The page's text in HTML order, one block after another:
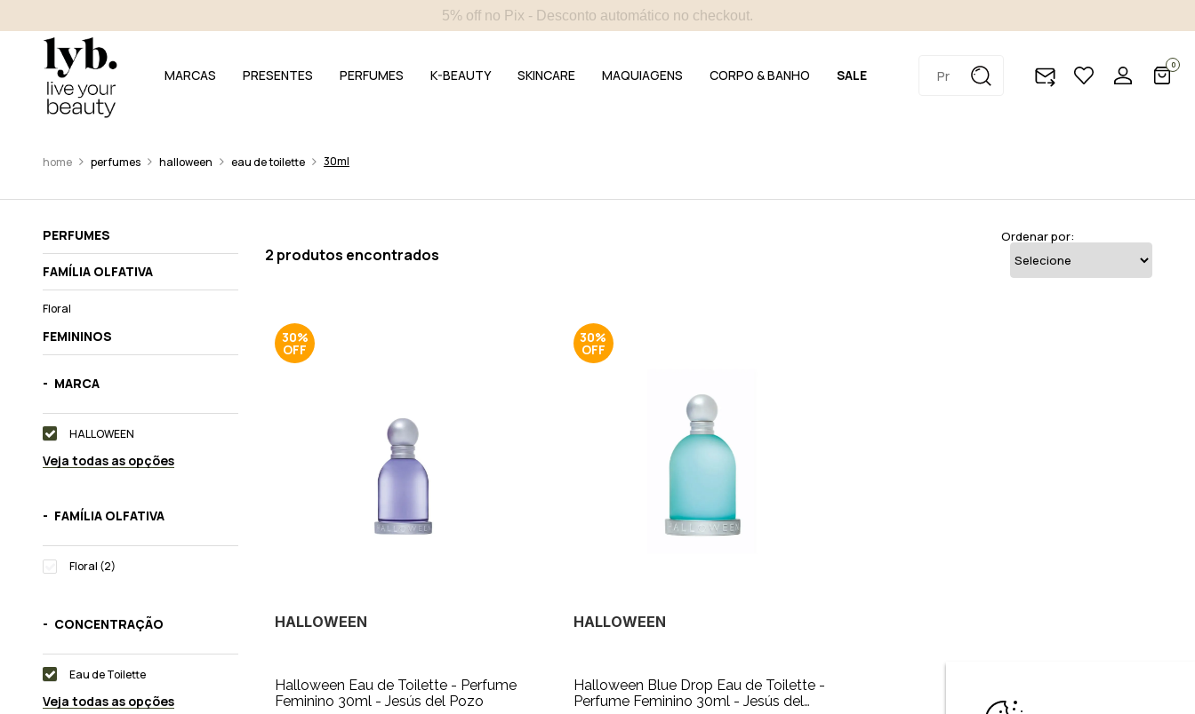
4 amostras selecionadas - Incluídas em todos os pedidos.
MARCAS PRESENTES PERFUMES K-BEAUTY SKINCARE MAQUIAGENS CORPO & BANHO SALE
0
perfumes halloween eau de toilette 30ml
PERFUMES
FAMÍLIA OLFATIVA
Floral
FEMININOS
MARCA
HALLOWEEN
Veja todas as opções
FAMÍLIA OLFATIVA
Floral (2)
CONCENTRAÇÃO
Eau de Toilette
Veja todas as opções
2 produtos encontrados
Ordenar por:
30%
HALLOWEEN
Halloween Eau de Toilette - Perfume
Feminino 30ml - Jesús del Pozo
30%
HALLOWEEN
Halloween Blue Drop Eau de Toilette -
Perfume Feminino 30ml - Jesús del